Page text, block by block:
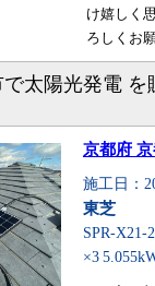
け嬉しく
ろしくお
太陽光発電 を
京都府
施工日：
東芝
SPR-X21-
×3